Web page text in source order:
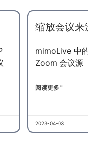
缩放会议来
mimoLive 中
Zoom 会议源
阅读更多 "
2023-04-03